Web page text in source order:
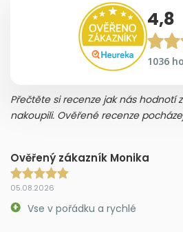
4,8
1036
Přečtěte si recenze jak nás hodnotí
nakoupili. Ověřené recenze
Ověřený zákazník Monika
05.08.2026
Vse v pořádku a rychlé